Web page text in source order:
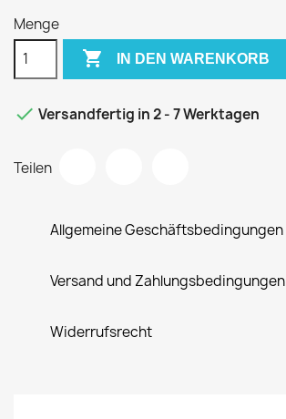
Menge
 IN DEN WARENKORB
 Versandfertig in 2 - 7 Werktagen
Teilen
Allgemeine Geschäftsbedingungen
Versand und Zahlungsbedingungen
Widerrufsrecht